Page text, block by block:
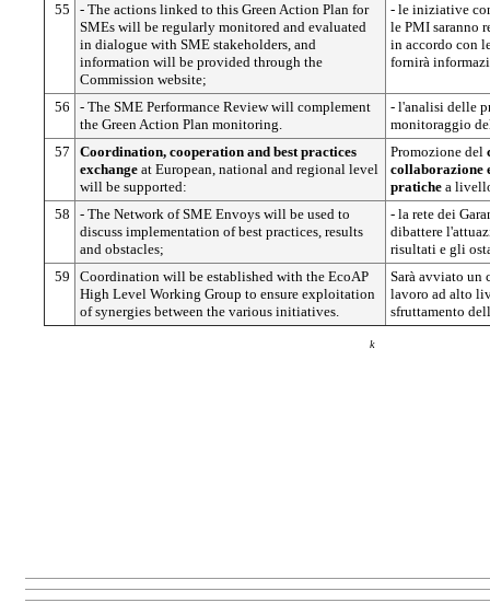
55
- The actions linked to this Green Action Plan for
SMEs will be regularly monitored and evaluated
in dialogue with SME stakeholders, and
information will be provided through the
Commission website;
- le iniziative
le PMI saranno
in accordo con
fornirà
56
- The SME Performance Review will complement
the Green Action Plan monitoring.
- l'analisi delle
monitoraggio
57
Coordination, cooperation and best practices
exchange at European, national and regional level
will be supported:
Promozione del
collaborazione
pratiche a
58
- The Network of SME Envoys will be used to
discuss implementation of best practices, results
and obstacles;
- la rete dei
dibattere
risultati e gli
59
Coordination will be established with the EcoAP
High Level Working Group to ensure exploitation
of synergies between the various initiatives.
Sarà avviato un
lavoro ad alto
sfruttamento
k